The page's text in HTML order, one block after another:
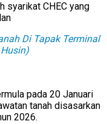
Di Tapak Terminal
pada 20 Januari
tanah disasarkan
2026.